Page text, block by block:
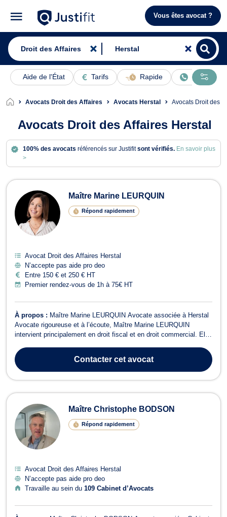
Vous êtes avocat ?
Aide de l'État Tarifs Rapide En ligne
Avocats Droit des Affaires Avocats Herstal Avocats Droit des
Avocats Droit des Affaires Herstal
100% des avocats référencés sur Justifitsont vérifiés. En savoir plus
>
Avocats en Droit des Affaires à
Maître Marine LEURQUIN
Répond rapidement
Avocat Droit des Affaires Herstal
N’accepte pas aide pro deo
Entre 150 € et 250 € HT
Premier rendez-vous de 1h à 75€ HT
À propos : Maître Marine LEURQUIN Avocate associée à Herstal
Avocate rigoureuse et à l’écoute, Maître Marine LEURQUIN
intervient principalement en droit fiscal et en droit commercial. Elle
gestion et la résolution de leurs problématiques juridiques.
Domaines d’interven...Contactercet avocat
Maître Christophe BODSON
Répond rapidement
Avocat Droit des Affaires Herstal
N’accepte pas aide pro deo
Travaille au sein du 109 Cabinet d’Avocats